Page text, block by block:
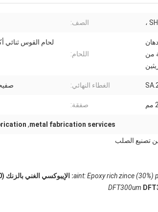
الصف:
من
اللحام:
الغطاء النهائي: صفيحة
صفقة:
metal fabrication services
,
تصنيع الصلب
aint: Epoxy rich zince (30%)
DFT300um